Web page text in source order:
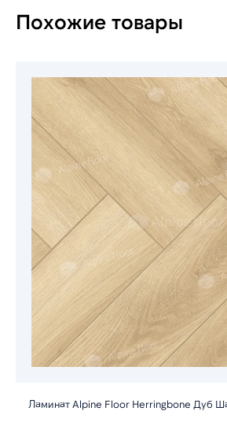
Похожие товары
Ламинат Alpine Floor Herringbone Дуб